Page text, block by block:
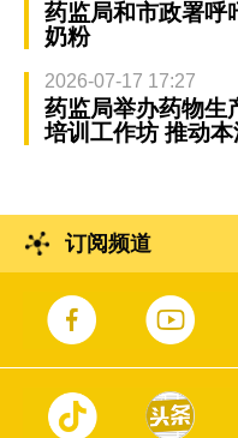
药监局和市政署呼
奶粉
2026-07-17 17:27
药监局举办药物生
培训工作坊 推动
订阅频道